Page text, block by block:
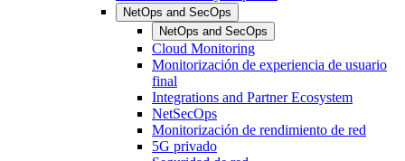
NetOps and SecOps
NetOps and SecOps
Cloud Monitoring
Monitorización de experiencia de usuario
final
Integrations and Partner Ecosystem
NetSecOps
Monitorización de rendimiento de red
5G privado